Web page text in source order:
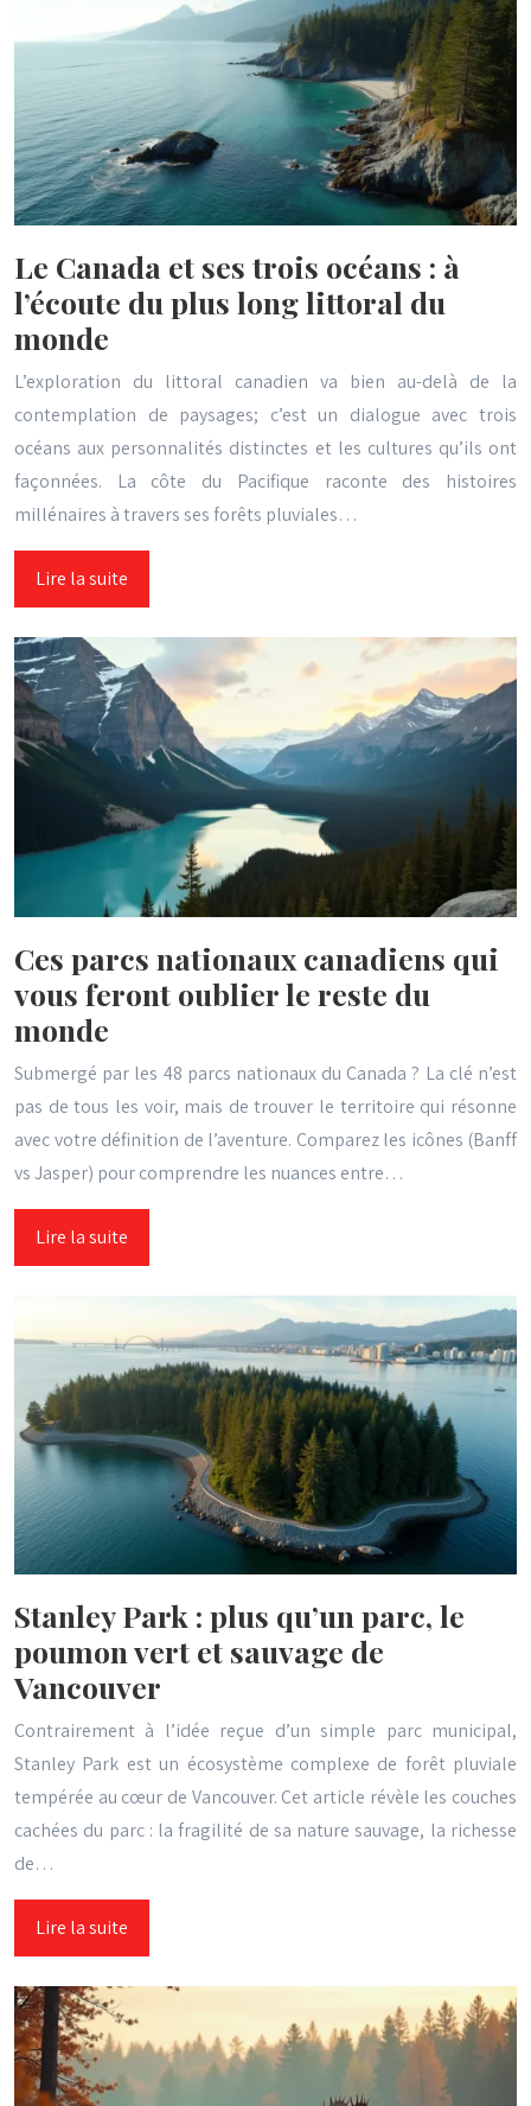
Le Canada et ses trois océans : à
l’écoute du plus long littoral du
monde
L’exploration du littoral canadien va bien au-delà de la
contemplation de paysages; c’est un dialogue avec trois
océans aux personnalités distinctes et les cultures qu’ils ont
façonnées. La côte du Pacifique raconte des histoires
millénaires à travers ses forêts pluviales…
Lire la suite
Ces parcs nationaux canadiens qui
vous feront oublier le reste du
monde
Submergé par les 48 parcs nationaux du Canada ? La clé n’est
pas de tous les voir, mais de trouver le territoire qui résonne
avec votre définition de l’aventure. Comparez les icônes (Banff
vs Jasper) pour comprendre les nuances entre…
Lire la suite
Stanley Park : plus qu’un parc, le
poumon vert et sauvage de
Vancouver
Contrairement à l’idée reçue d’un simple parc municipal,
Stanley Park est un écosystème complexe de forêt pluviale
tempérée au cœur de Vancouver. Cet article révèle les couches
cachées du parc : la fragilité de sa nature sauvage, la richesse
de…
Lire la suite